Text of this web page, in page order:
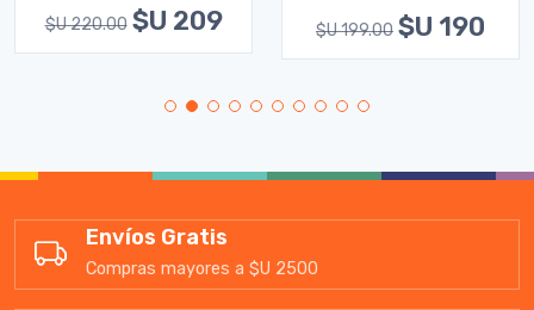
$U 220.00 $U 209 $U 199.00 $U 190
Envíos Gratis
Compras mayores a $U 2500